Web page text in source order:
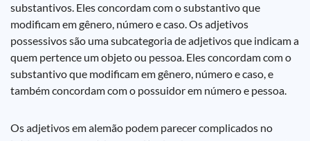
substantivos. Eles concordam com o substantivo que
modificam em gênero, número e caso. Os adjetivos
possessivos são uma subcategoria de adjetivos que indicam a
quem pertence um objeto ou pessoa. Eles concordam com o
substantivo que modificam em gênero, número e caso, e
também concordam com o possuidor em número e pessoa.
Os adjetivos em alemão podem parecer complicados no